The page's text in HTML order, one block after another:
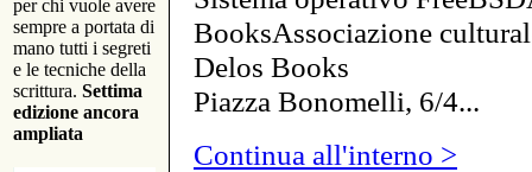
per chi vuole avere
sempre a portata di
mano tutti i segreti
e le tecniche della
scrittura. Settima
edizione ancora
ampliata
BooksAssociazione
Delos Books
Piazza Bonomelli, 6/4...
Continua all'interno >